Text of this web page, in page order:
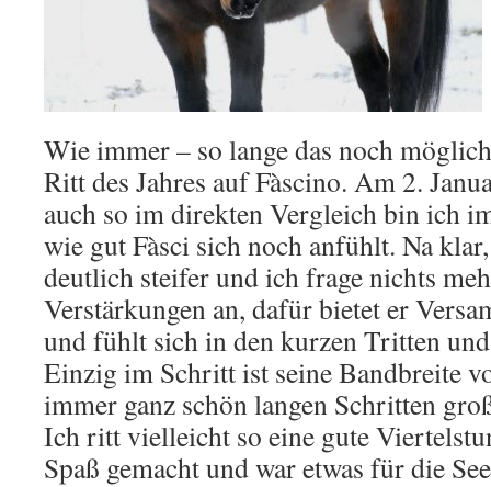
Wie immer – so lange das noch
Ritt des Jahres auf Fàscino. Am 2.
auch so im direkten Vergleich bin ich
wie gut Fàsci sich noch anfühlt. Na
deutlich steifer und ich frage nichts
Verstärkungen an, dafür bietet er
und fühlt sich in den kurzen Tritten
Einzig im Schritt ist seine Bandbreite
immer ganz schön langen Schritten
Ich ritt vielleicht so eine gute
Spaß gemacht und war etwas für die